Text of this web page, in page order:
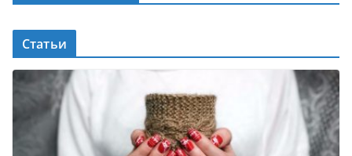
Статьи